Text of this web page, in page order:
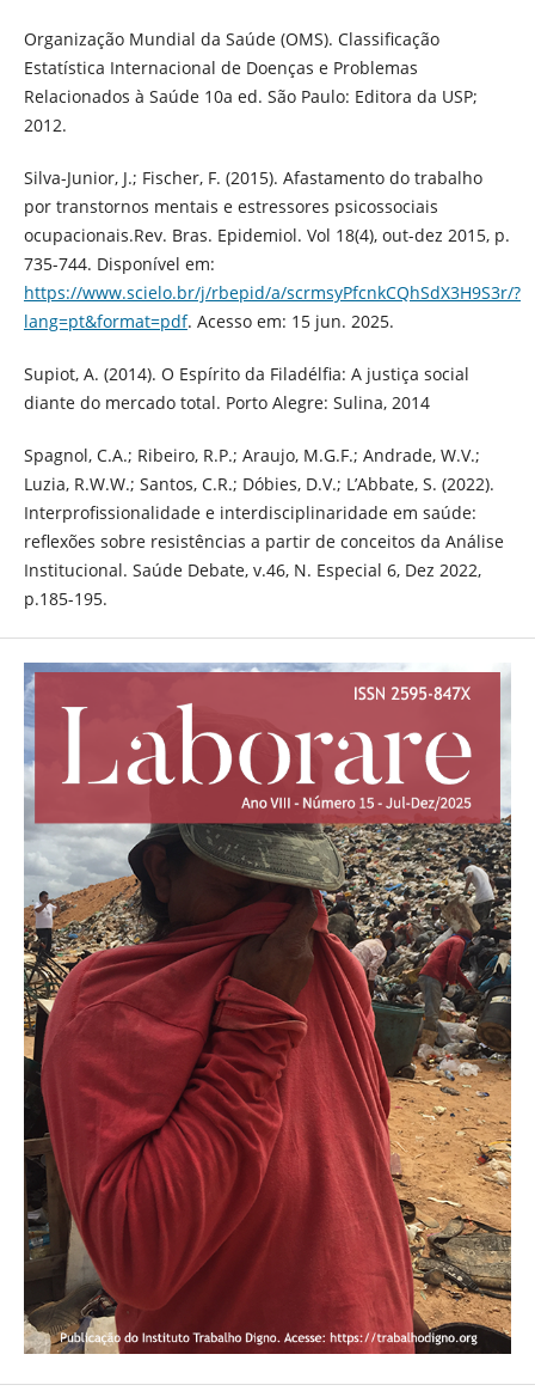
Organização Mundial da Saúde (OMS). Classificação
Estatística Internacional de Doenças e Problemas
Relacionados à Saúde 10a ed. São Paulo: Editora da USP;
2012.
Silva-Junior, J.; Fischer, F. (2015). Afastamento do trabalho
por transtornos mentais e estressores psicossociais
ocupacionais.Rev. Bras. Epidemiol. Vol 18(4), out-dez 2015, p.
735-744. Disponível em:
https://www.scielo.br/j/rbepid/a/scrmsyPfcnkCQhSdX3H9S3r/?
lang=pt&format=pdf. Acesso em: 15 jun. 2025.
Supiot, A. (2014). O Espírito da Filadélfia: A justiça social
diante do mercado total. Porto Alegre: Sulina, 2014
Spagnol, C.A.; Ribeiro, R.P.; Araujo, M.G.F.; Andrade, W.V.;
Luzia, R.W.W.; Santos, C.R.; Dóbies, D.V.; L’Abbate, S. (2022).
Interprofissionalidade e interdisciplinaridade em saúde:
reflexões sobre resistências a partir de conceitos da Análise
Institucional. Saúde Debate, v.46, N. Especial 6, Dez 2022,
p.185-195.